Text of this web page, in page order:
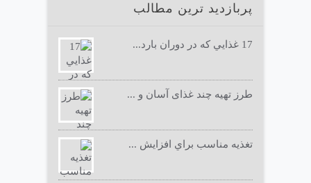
پربازدید ترین مطالب
17 غذايي كه در دوران بارد...
طرز تهیه چند غذای آسان و ...
تغذيه مناسب براي افزايش ...